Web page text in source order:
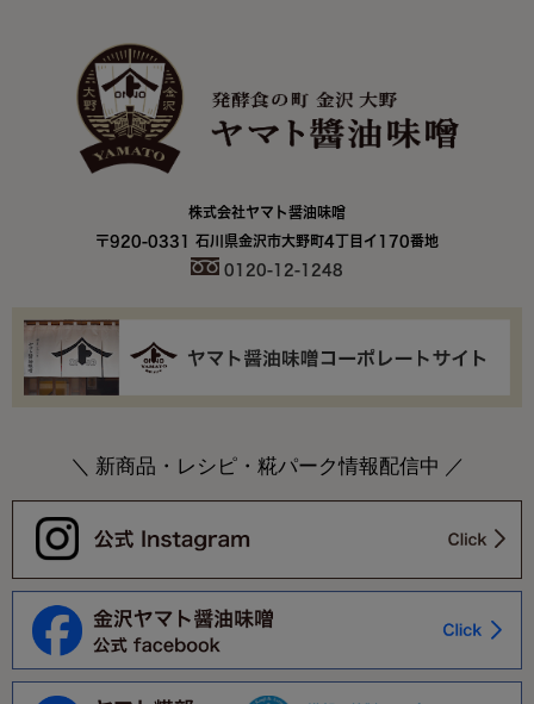
株式会社ヤマト醤油味噌
〒920-0331 石川県金沢市大野町4丁目イ170番地
0120-12-1248
＼ 新商品・レシピ・糀パーク情報配信中 ／